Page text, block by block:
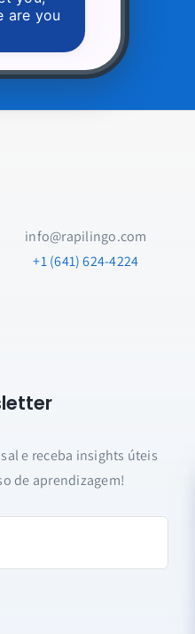
from Brazil.
info@rapilingo.com
+1 (641) 624-4224
e receba insights úteis
de aprendizagem!